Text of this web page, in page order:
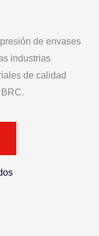
de envases
industrias
de calidad